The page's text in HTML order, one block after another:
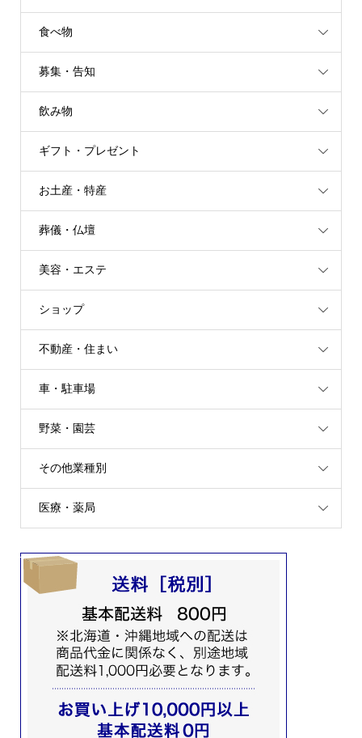
食べ物
募集・告知
飲み物
ギフト・プレゼント
お土産・特産
葬儀・仏壇
美容・エステ
ショップ
不動産・住まい
車・駐車場
野菜・園芸
その他業種別
医療・薬局